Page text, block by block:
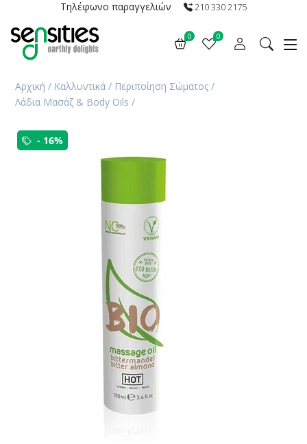
Τηλέφωνο παραγγελιών 210 330 2175
0 0
Αρχική / Καλλυντικά / Περιποίηση Σώματος /
Λάδια Μασάζ & Body Oils /
- 16%